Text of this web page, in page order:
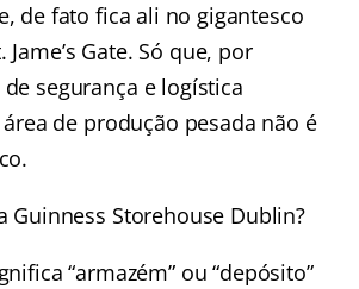
de fato fica ali no gigantesco
Gate. Só que, por
segurança e logística
de produção pesada não é
Guinness Storehouse Dublin?
“armazém” ou “depósito”